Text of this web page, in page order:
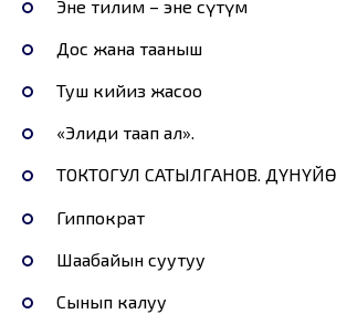
Эне тилим – эне сүтүм
Дос жана тааныш
Туш кийиз жасоо
«Элиңди таап ал».
ТОКТОГУЛ САТЫЛГАНОВ. ДҮНҮЙӨ
Гиппократ
Шаабайын суутуу
Сынып калуу